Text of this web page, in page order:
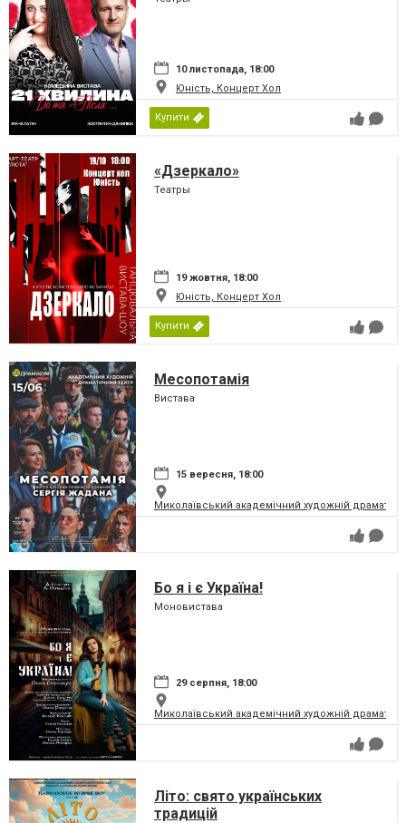
10 листопада, 18:00
Юність, Концерт Хол
Купити
«Дзеркало»
Театры
19 жовтня, 18:00
Юність, Концерт Хол
Купити
Месопотамія
Вистава
15 вересня, 18:00
Миколаївський академічний художній
Бо я і є Україна!
Моновистава
29 серпня, 18:00
Миколаївський академічний художній
Літо: свято українських
традицій